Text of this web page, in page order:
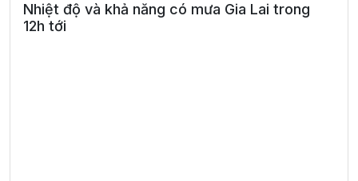
Nhiệt độ và khả năng có mưa Gia Lai trong
12h tới